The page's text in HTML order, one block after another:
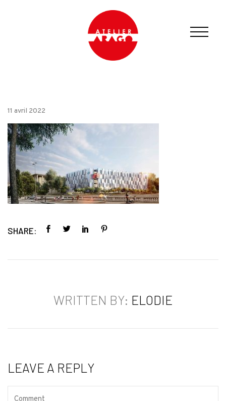
11 avril 2022
SHARE:
WRITTEN BY: ELODIE
LEAVE A REPLY